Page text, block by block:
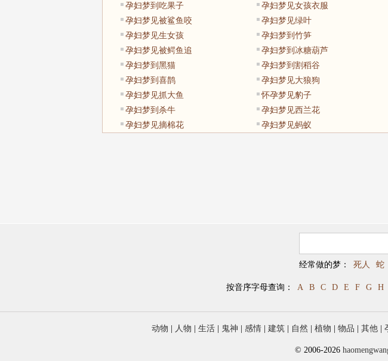
孕妇梦到吃果子
孕妇梦见女孩衣服
孕妇梦见被鲨鱼咬
孕妇梦见绿叶
孕妇梦见生女孩
孕妇梦到竹笋
孕妇梦见被鳄鱼追
孕妇梦到冰糖葫芦
孕妇梦到黑猫
孕妇梦到割稻谷
孕妇梦到喜鹊
孕妇梦见大狼狗
孕妇梦见抓大鱼
怀孕梦见豹子
孕妇梦到杀牛
孕妇梦见西兰花
孕妇梦见摘棉花
孕妇梦见蚂蚁
经常做的梦： 死人 蛇
按音序字母查询： A B C D E F G H
动物 人物 生活 鬼神 感情 建筑 自然 植物 物品 其他
© 2006-2026